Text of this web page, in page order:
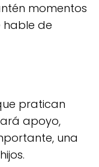
momentos
hable de
pratican
apoyo,
una